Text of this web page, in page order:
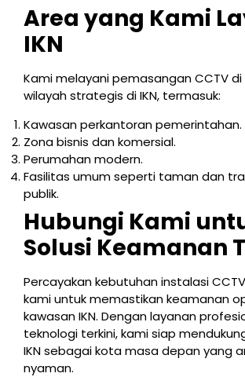
Area yang Kami
IKN
Kami melayani pemasangan CCTV
wilayah strategis di IKN, termasuk:
Kawasan perkantoran pemerintahan.
Zona bisnis dan komersial.
Perumahan modern.
Fasilitas umum seperti taman dan
publik.
Hubungi Kami
Solusi Keamanan
Percayakan kebutuhan instalasi
kami untuk memastikan keamanan
kawasan IKN. Dengan layanan
teknologi terkini, kami siap
IKN sebagai kota masa depan yang
nyaman.